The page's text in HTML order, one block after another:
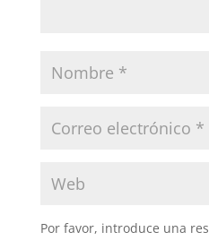
Por favor, introduce una